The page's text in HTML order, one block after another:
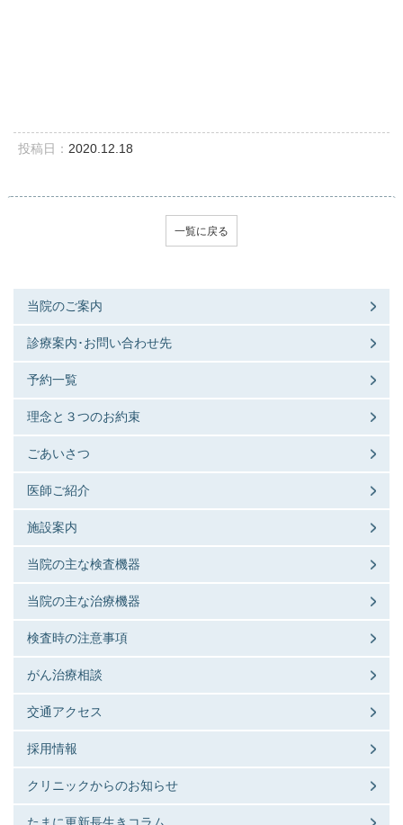
投稿日： 2020.12.18
一覧に戻る
当院のご案内
診療案内･お問い合わせ先
予約一覧
理念と３つのお約束
ごあいさつ
医師ご紹介
施設案内
当院の主な検査機器
当院の主な治療機器
検査時の注意事項
がん治療相談
交通アクセス
採用情報
クリニックからのお知らせ